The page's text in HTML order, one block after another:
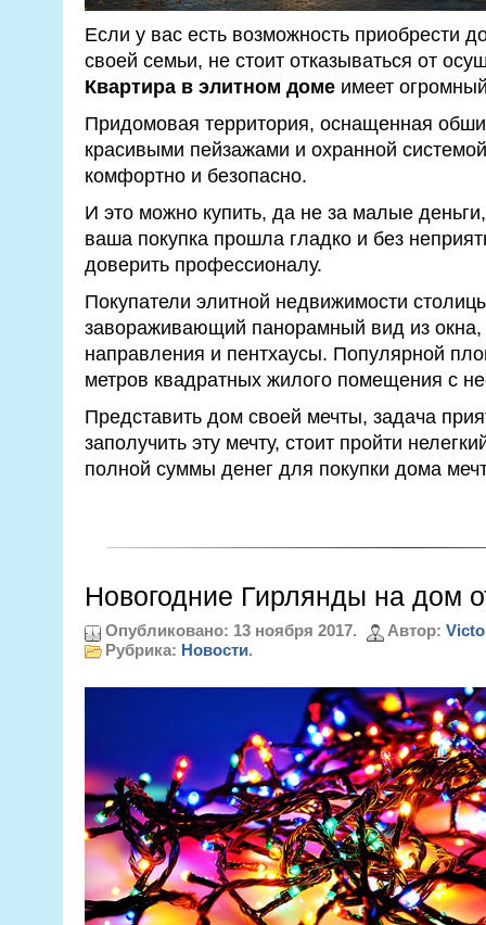
Если у вас есть возможность приобрести
своей семьи, не стоит отказываться от
Квартира в элитном домеимеет
Придомовая территория, оснащенная
красивыми пейзажами и охранной
комфортно и безопасно.
И это можно купить, да не за малые
ваша покупка прошла гладко и без
доверить профессионалу.
Покупатели элитной недвижимости
завораживающий панорамный вид из окна,
направления и пентхаусы. Популярной
метров квадратных жилого помещения с
Представить дом своей мечты, задача
заполучить эту мечту, стоит пройти
полной суммы денег для покупки дома
Новогодние Гирлянды на дом
Опубликовано: 13 ноября 2017. Автор:
Рубрика: Новости.